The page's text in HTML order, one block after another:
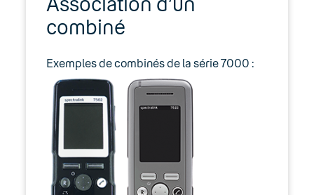
combiné
Exemples de combinés de la série 7000 :